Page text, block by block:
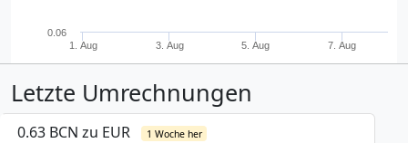
1. Aug 3. Aug 5. Aug 7. Aug
0.06
Letzte Umrechnungen
0.63 BCN zu EUR 1 Woche her